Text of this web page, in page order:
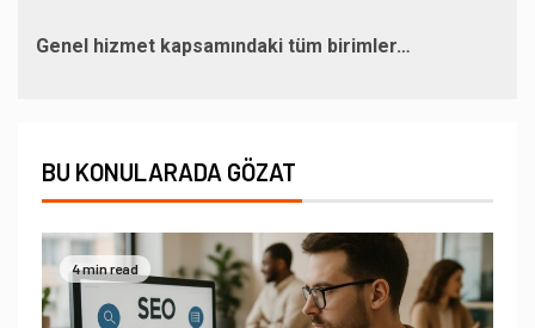
Genel hizmet kapsamındaki tüm birimler…
BU KONULARADA GÖZAT
4 min read